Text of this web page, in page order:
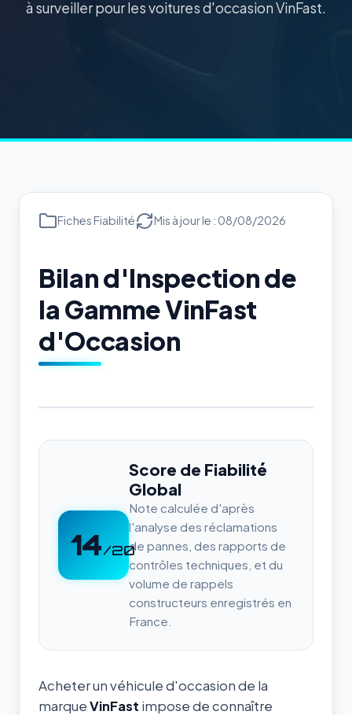
à surveiller pour les voitures d'occasion VinFast.
Fiches Fiabilité Mis à jour le : 08/08/2026
Bilan d'Inspection de
la Gamme VinFast
d'Occasion
14/20
Score de Fiabilité
Global
Note calculée d'après
l'analyse des réclamations
de pannes, des rapports de
contrôles techniques, et du
volume de rappels
constructeurs enregistrés en
France.
Acheter un véhicule d'occasion de la
marqueVinFast impose de connaître